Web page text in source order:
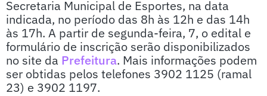
Secretaria Municipal de Esportes, na data
indicada, no período das 8h às 12h e das 14h
às 17h. A partir de segunda-feira, 7, o edital e
formulário de inscrição serão disponibilizados
no site da Prefeitura. Mais informações podem
ser obtidas pelos telefones 3902 1125 (ramal
23) e 3902 1197.